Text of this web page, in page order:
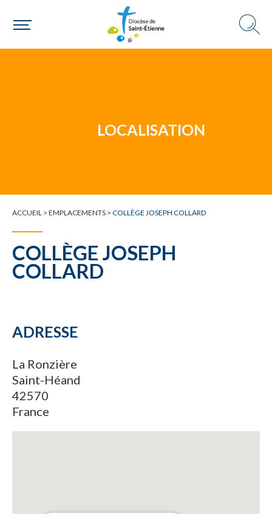
Un mouvement
LOCALISATION
ACCUEIL > EMPLACEMENTS > COLLÈGE JOSEPH COLLARD
COLLÈGE JOSEPH
COLLARD
ADRESSE
La Ronzière
Saint-Héand
42570
France